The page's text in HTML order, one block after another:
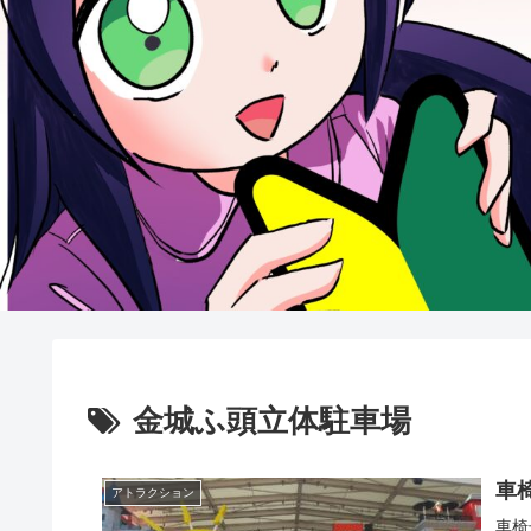
金城ふ頭立体駐車場
アトラクション 車
車